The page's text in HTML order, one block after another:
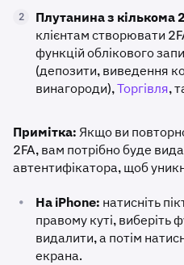
2 Плутанина з кількома
клієнтам створювати
функцій облікового
(депозити, виведення
винагороди),Торгівля,
Примітка:Якщо ви
2FA, вам потрібно буде
автентифікатора, щоб
• На iPhone: натисніть
правому куті, виберіть
видалити, а потім
екрана.